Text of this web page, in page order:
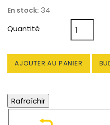
En stock: 34
Quantité
AJOUTER AU PANIER